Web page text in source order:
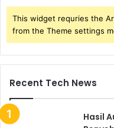
This widget requries the
from the Theme settings
Recent Tech News
Hasil